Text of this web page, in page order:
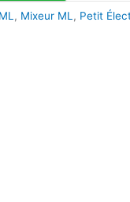
, Mixeur ML, Petit